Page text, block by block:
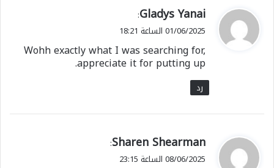
ي
ق
ل
Gladys Yanai
:
01/06/2025 الساعة 18:21
Wohh exactly what I was searching for,
appreciate it for putting up.
رد
ي
ق
Sharen Shearman
:
08/06/2025 الساعة 23:15